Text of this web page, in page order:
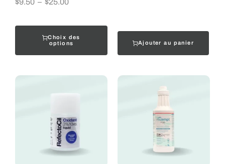
Choix des
options
Ajouter au panier